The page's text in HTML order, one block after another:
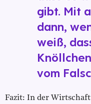
gibt. Mit
dann,
weiß,
vom
Fazit: In der